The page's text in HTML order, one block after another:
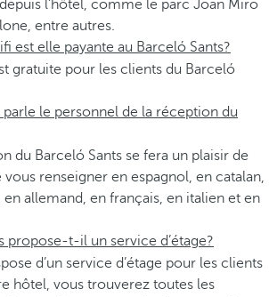
l'hôtel, comme le parc Joan Miro
entre autres.
est elle payante au Barceló Sants?
gratuite pour les clients du Barceló
parle le personnel de la réception du
du Barceló Sants se fera un plaisir de
renseigner en espagnol, en catalan,
en allemand, en français, en italien et en
propose-t-il un service d’étage?
d’un service d’étage pour les clients
hôtel, vous trouverez toutes les